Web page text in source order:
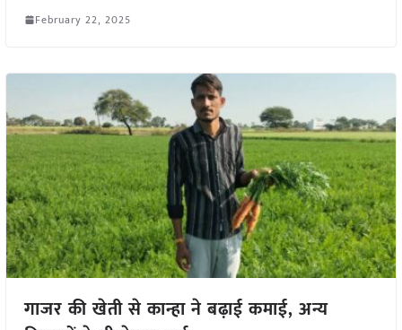
February 22, 2025
गाजर की खेती से कान्हा ने बढ़ाई कमाई, अन्य